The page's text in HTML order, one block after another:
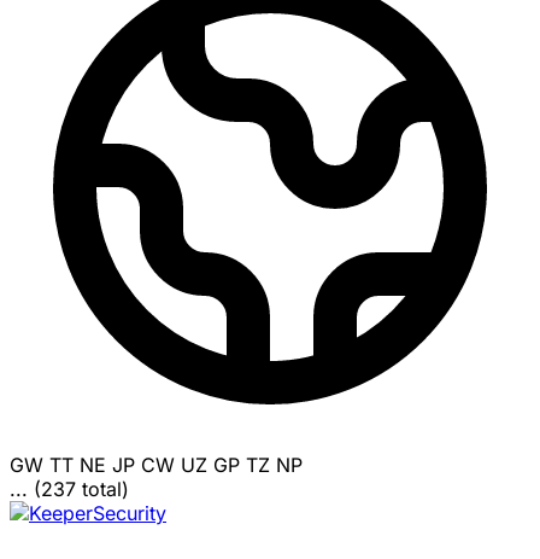
GW TT NE JP CW UZ GP TZ NP
... (237 total)